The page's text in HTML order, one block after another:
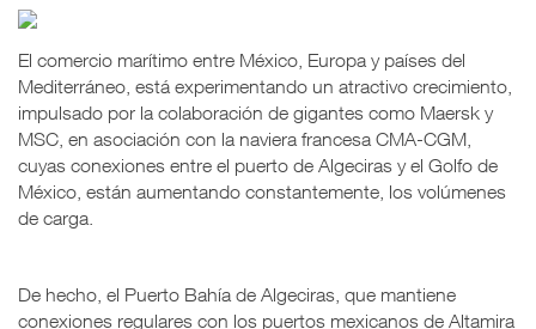
El comercio marítimo entre México, Europa y países del
Mediterráneo, está experimentando un atractivo crecimiento,
impulsado por la colaboración de gigantes como Maersk y
MSC, en asociación con la naviera francesa CMA-CGM,
cuyas conexiones entre el puerto de Algeciras y el Golfo de
México, están aumentando constantemente, los volúmenes
de carga.
De hecho, el Puerto Bahía de Algeciras, que mantiene
conexiones regulares con los puertos mexicanos de Altamira